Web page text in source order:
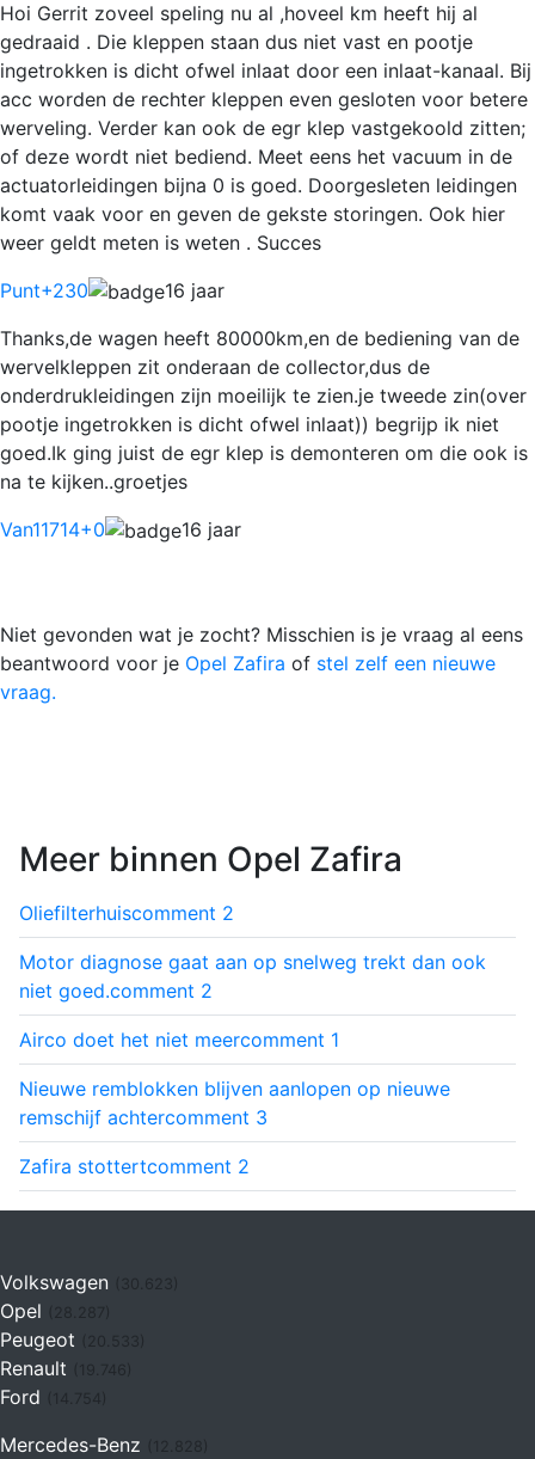
Hoi Gerrit zoveel speling nu al ,hoveel km heeft hij al
gedraaid . Die kleppen staan dus niet vast en pootje
ingetrokken is dicht ofwel inlaat door een inlaat-kanaal. Bij
acc worden de rechter kleppen even gesloten voor betere
werveling. Verder kan ook de egr klep vastgekoold zitten;
of deze wordt niet bediend. Meet eens het vacuum in de
actuatorleidingen bijna 0 is goed. Doorgesleten leidingen
komt vaak voor en geven de gekste storingen. Ook hier
weer geldt meten is weten . Succes
Punt+230
16 jaar
Thanks,de wagen heeft 80000km,en de bediening van de
wervelkleppen zit onderaan de collector,dus de
onderdrukleidingen zijn moeilijk te zien.je tweede zin(over
pootje ingetrokken is dicht ofwel inlaat)) begrijp ik niet
goed.Ik ging juist de egr klep is demonteren om die ook is
na te kijken..groetjes
Van11714+0 16 jaar
Niet gevonden wat je zocht? Misschien is je vraag al eens
beantwoord voor je Opel Zafira of stel zelf een nieuwe
vraag.
Meer binnen Opel Zafira
Oliefilterhuiscomment 2
Motor diagnose gaat aan op snelweg trekt dan ook
niet goed.comment 2
Airco doet het niet meercomment 1
Nieuwe remblokken blijven aanlopen op nieuwe
remschijf achtercomment 3
Zafira stottertcomment 2
Volkswagen (30.623)
Opel
Peugeot
Renault (19.746)
Ford (14.754)
Mercedes-Benz